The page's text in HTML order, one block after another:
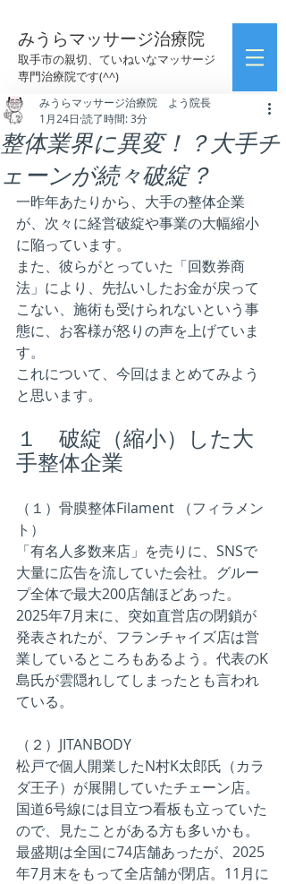
みうらマッサージ治療院
取手市の親切、ていねいなマッサージ
専門治療院です(^^)
整体業界に異変！？大手チ
ェーンが続々破綻？
みうらマッサージ治療院 よう院長
1月24日 読了時間: 3分
一昨年あたりから、大手の整体企業
が、次々に経営破綻や事業の大幅縮小
に陥っています。
また、彼らがとっていた「回数券商
法」により、先払いしたお金が戻って
こない、施術も受けられないという事
態に、お客様が怒りの声を上げていま
す。
これについて、今回はまとめてみよう
と思います。
１　破綻（縮小）した大
手整体企業
（１）骨膜整体Filament （フィラメン
ト）
「有名人多数来店」を売りに、SNSで
大量に広告を流していた会社。グルー
プ全体で最大200店舗ほどあった。
2025年7月末に、突如直営店の閉鎖が
発表されたが、フランチャイズ店は営
業しているところもあるよう。代表のK
島氏が雲隠れしてしまったとも言われ
ている。
（２）JITANBODY
松戸で個人開業したN村K太郎氏（カラ
ダ王子）が展開していたチェーン店。
国道6号線には目立つ看板も立っていた
ので、見たことがある方も多いかも。
最盛期は全国に74店舗あったが、2025
年7月末をもって全店舗が閉店。11月に